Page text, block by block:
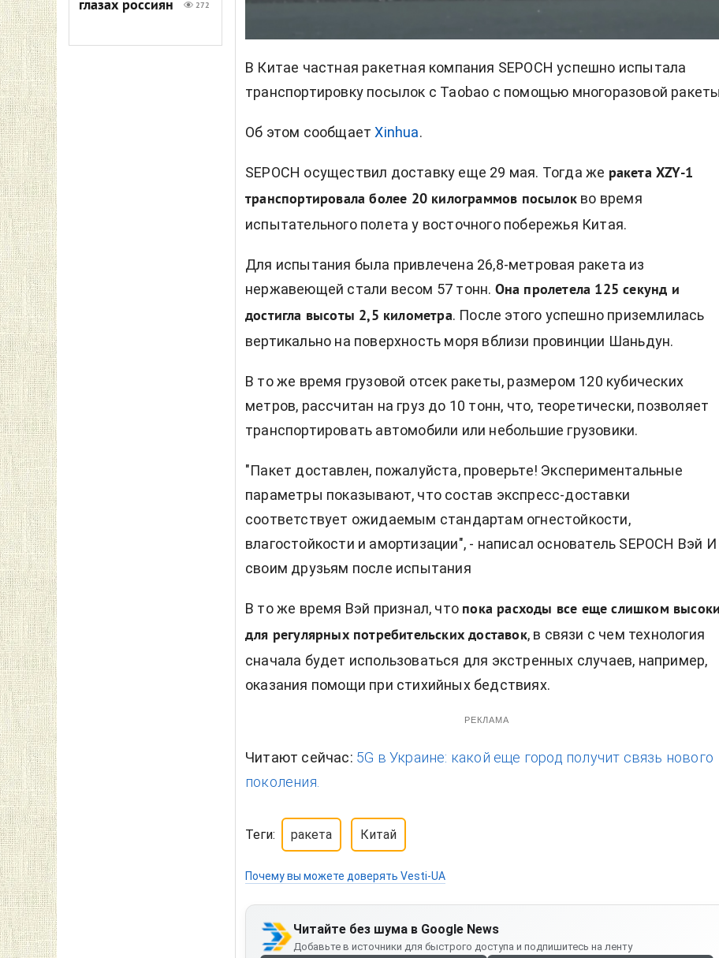
глазах россиян
272
В Китае частная ракетная компания SEPOCH успешно испытала
транспортировку посылок с Taobao с помощью многоразовой
Об этом сообщает Xinhua.
SEPOCH осуществил доставку еще 29 мая. Тогда же ракета XZY-1
транспортировала более 20 килограммов посылок во время
испытательного полета у восточного побережья Китая.
Для испытания была привлечена 26,8-метровая ракета из
нержавеющей стали весом 57 тонн. Она пролетела 125 секунд и
достигла высоты 2,5 километра. После этого успешно приземлилась
вертикально на поверхность моря вблизи провинции Шаньдун.
В то же время грузовой отсек ракеты, размером 120 кубических
метров, рассчитан на груз до 10 тонн, что, теоретически, позволяет
транспортировать автомобили или небольшие грузовики.
"Пакет доставлен, пожалуйста, проверьте! Экспериментальные
параметры показывают, что состав экспресс-доставки
соответствует ожидаемым стандартам огнестойкости,
влагостойкости и амортизации", - написал основатель SEPOCH Вэй И
своим друзьям после испытания
В то же время Вэй признал, что пока расходы все еще слишком высоки
для регулярных потребительских доставок, в связи с чем технология
сначала будет использоваться для экстренных случаев, например,
оказания помощи при стихийных бедствиях.
РЕКЛАМА
Читают сейчас: 5G в Украине: какой еще город получит связь нового
поколения.
Теги: ракета Китай
Почему вы можете доверять Vesti-UA
Читайте без шума в Google News
Добавьте в источники для быстрого доступа и подпишитесь на ленту